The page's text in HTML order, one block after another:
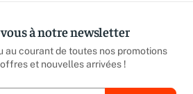
à notre newsletter
au courant de toutes nos promotions
et nouvelles arrivées !